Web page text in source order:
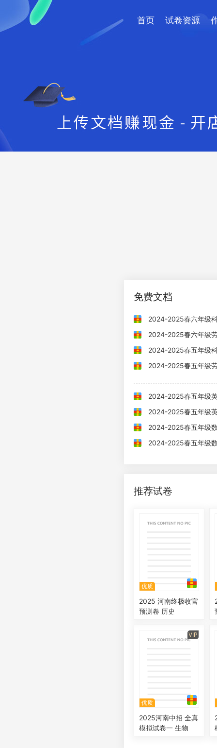
首页 试卷资源
免费文档
2024-2025春六年级
2024-2025春六年级
2024-2025春五年级
2024-2025春五年级
2024-2025春五年级
2024-2025春五年级
2024-2025春五年级
2024-2025春五年级
推荐试卷
优质
2025 河南终极收官
预测卷 历史
优质
VIP
2025河南中招 全真
模拟试卷一 生物